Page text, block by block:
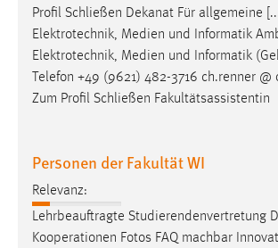
Profil Schließen Dekanat Für allgemeine
Elektrotechnik, Medien und Informatik
Elektrotechnik, Medien und Informatik
Telefon +49 (9621) 482-3716 ch.renner @
Zum Profil Schließen Fakultätsassistentin
Personen der Fakultät WI
Relevanz:
Lehrbeauftragte Studierendenvertretung
Kooperationen Fotos FAQ machbar